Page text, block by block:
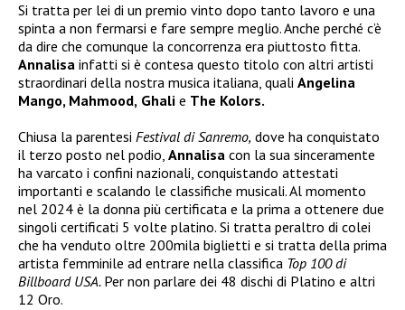
Si tratta per lei di un premio vinto dopo tanto lavoro e una
spinta a non fermarsi e fare sempre meglio. Anche perché c’è
da dire che comunque la concorrenza era piuttosto fitta.
Annalisa infatti si è contesa questo titolo con altri artisti
straordinari della nostra musica italiana, quali Angelina
Mango, Mahmood, Ghali e The Kolors.
Chiusa la parentesi Festival di Sanremo, dove ha conquistato
il terzo posto nel podio, Annalisa con la sua sinceramente
ha varcato i confini nazionali, conquistando attestati
importanti e scalando le classifiche musicali. Al momento
nel 2024 è la donna più certificata e la prima a ottenere due
singoli certificati 5 volte platino. Si tratta peraltro di colei
che ha venduto oltre 200mila biglietti e si tratta della prima
artista femminile ad entrare nella classifica Top 100 di
Billboard USA. Per non parlare dei 48 dischi di Platino e altri
12 Oro.